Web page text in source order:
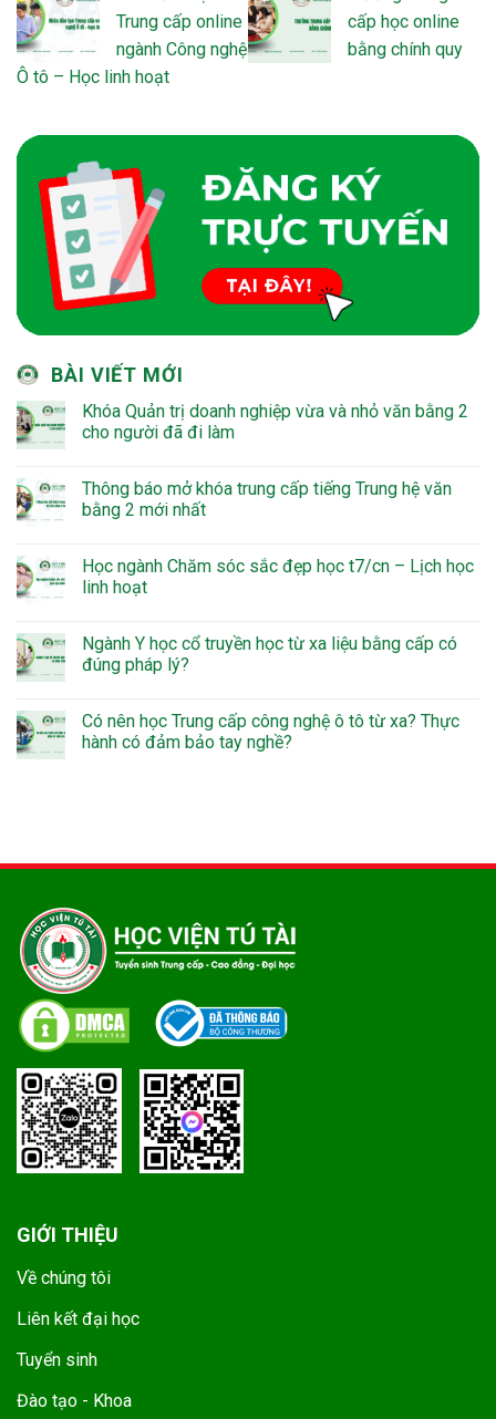
Trung cấp online
ngành Công nghệ
Ô tô – Học linh hoạt
cấp học online
bằng chính quy
BÀI VIẾT MỚI
Khóa Quản trị doanh nghiệp vừa và nhỏ văn bằng 2
cho người đã đi làm
Thông báo mở khóa trung cấp tiếng Trung hệ văn
bằng 2 mới nhất
Học ngành Chăm sóc sắc đẹp học t7/cn – Lịch học
linh hoạt
Ngành Y học cổ truyền học từ xa liệu bằng cấp có
đúng pháp lý?
Có nên học Trung cấp công nghệ ô tô từ xa? Thực
hành có đảm bảo tay nghề?
GIỚI THIỆU
Về chúng tôi
Liên kết đại học
Tuyển sinh
Đào tạo - Khoa